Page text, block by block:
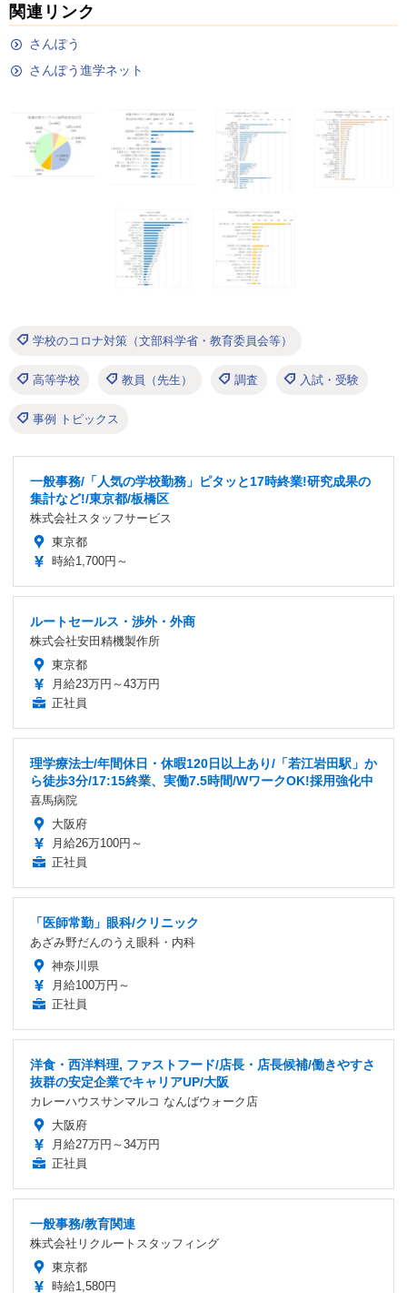
関連リンク
さんぽう
さんぽう進学ネット
学校のコロナ対策（文部科学省・教育委員会等）
高等学校 教員（先生） 調査 入試・受験
事例 トピックス
一般事務/「人気の学校勤務」ピタッと17時終業!研究成果の
集計など!/東京都/板橋区
株式会社スタッフサービス
東京都
時給1,700円～
ルートセールス・渉外・外商
株式会社安田精機製作所
東京都
月給23万円～43万円
正社員
理学療法士/年間休日・休暇120日以上あり/「若江岩田駅」か
ら徒歩3分/17:15終業、実働7.5時間/WワークOK!採用強化中
喜馬病院
大阪府
月給26万100円～
正社員
「医師常勤」眼科/クリニック
あざみ野だんのうえ眼科・内科
神奈川県
月給100万円～
正社員
洋食・西洋料理, ファストフード/店長・店長候補/働きやすさ
抜群の安定企業でキャリアUP/大阪
カレーハウスサンマルコ なんばウォーク店
大阪府
月給27万円～34万円
正社員
一般事務/教育関連
株式会社リクルートスタッフィング
東京都
時給1,580円